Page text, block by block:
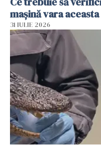
mașină vara aceasta
31 IULIE 2026